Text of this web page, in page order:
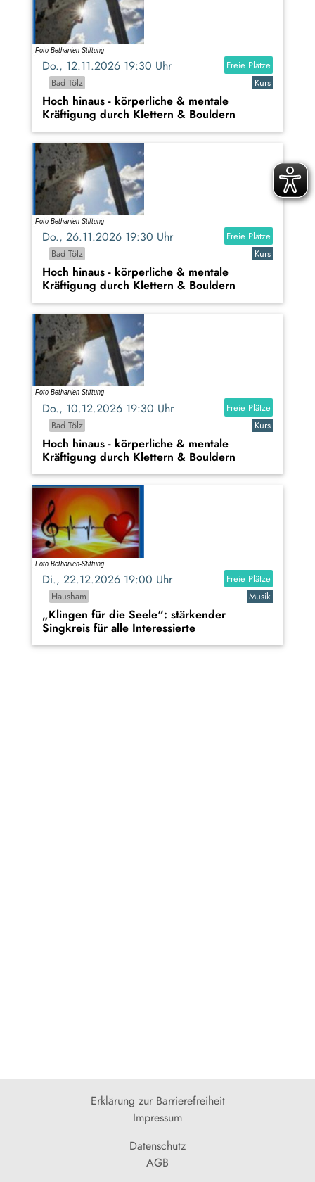
Do., 12.11.2026 19:30 Uhr
Freie Plätze
Bad Tölz
Kurs
Hoch hinaus - körperliche & mentale
Kräftigung durch Klettern & Bouldern
Do., 26.11.2026 19:30 Uhr
Freie Plätze
Bad Tölz
Kurs
Hoch hinaus - körperliche & mentale
Kräftigung durch Klettern & Bouldern
Do., 10.12.2026 19:30 Uhr
Freie Plätze
Bad Tölz
Kurs
Hoch hinaus - körperliche & mentale
Kräftigung durch Klettern & Bouldern
Di., 22.12.2026 19:00 Uhr
Freie Plätze
Hausham
Musik
„Klingen für die Seele“: stärkender
Singkreis für alle Interessierte
Erklärung zur Barrierefreiheit
Impressum
Datenschutz
AGB